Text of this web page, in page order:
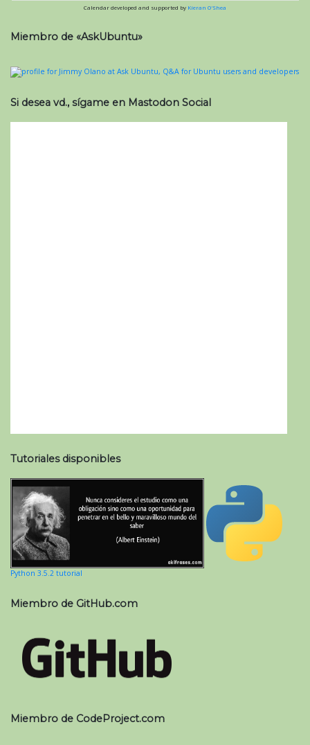
Calendar developed and supported by Kieran O'Shea
Miembro de «AskUbuntu»
Si desea vd., sígame en Mastodon Social
Tutoriales disponibles
Python 3.5.2 tutorial
Miembro de GitHub.com
Miembro de CodeProject.com